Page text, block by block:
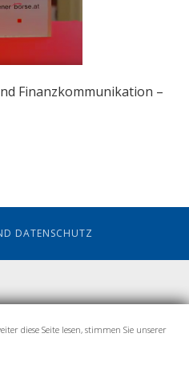
Finanzkommunikation –
DATENSCHUTZ
diese Seite lesen, stimmen Sie unserer